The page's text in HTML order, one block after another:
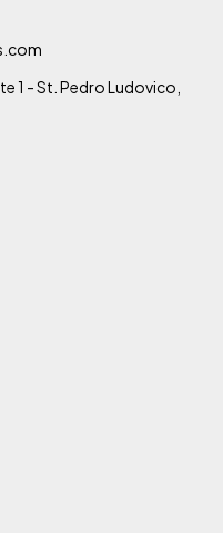
1 - St. Pedro Ludovico,